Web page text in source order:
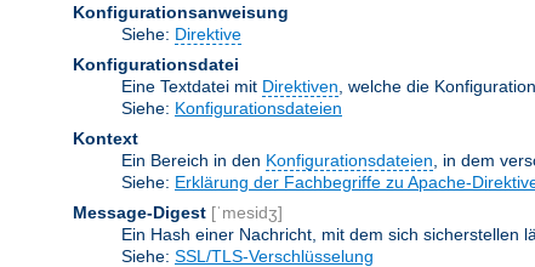
Konfigurationsanweisung
Siehe: Direktive
Konfigurationsdatei
Eine Textdatei mit Direktiven , welche die
Siehe: Konfigurationsdateien
Kontext
Ein Bereich in den Konfigurationsdateien , in dem
Siehe: Erklärung der Fachbegriffe zu Apache-
Message-Digest [ˈmesidʒ]
Ein Hash einer Nachricht, mit dem sich sicherstellen
Siehe: SSL/TLS-Verschlüsselung